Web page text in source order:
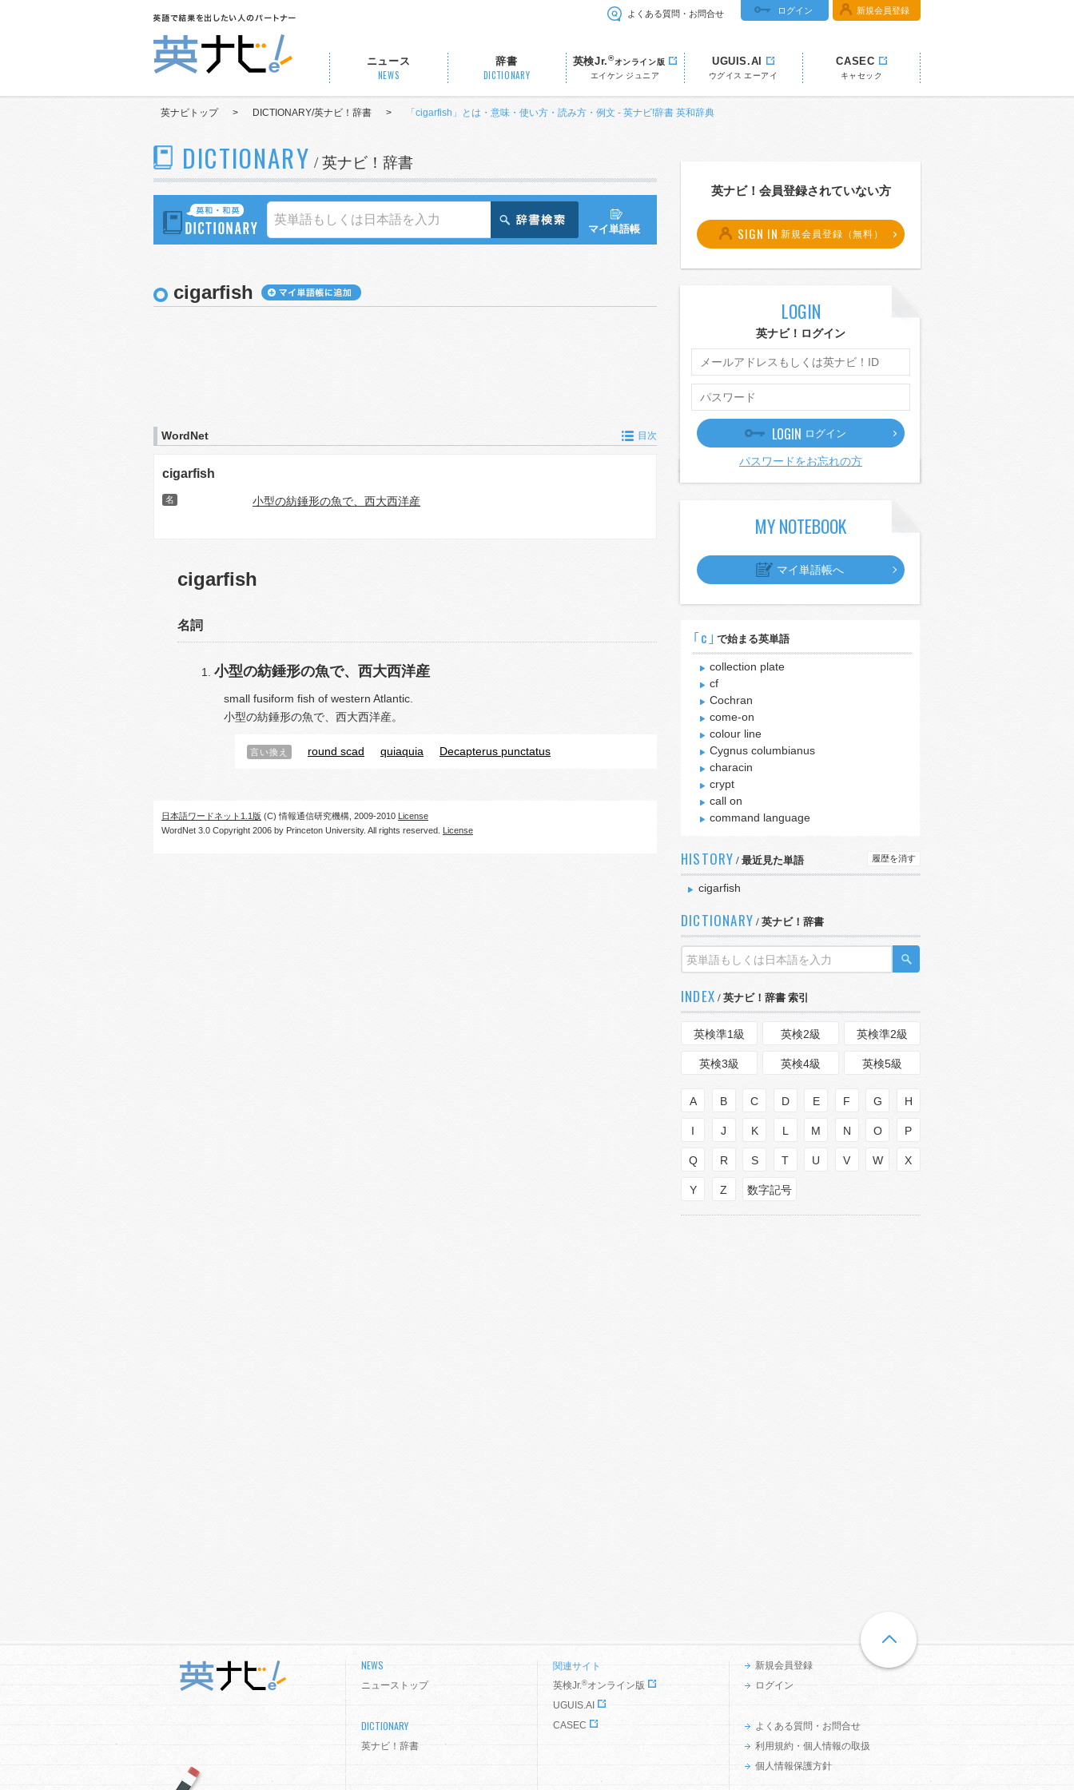
よくある質問・お問合せ ログイン 新規会員登録
ニュース
NEWS
辞書
DICTIONARY
英検Jr.®オンライン版
エイケン ジュニア
UGUIS.AI
ウグイス エーアイ
CASEC
キャセック
英ナビトップ > DICTIONARY/英ナビ！辞書 > 「cigarfish」とは・意味・使い方・読み方・例文 - 英ナビ!辞書 英和辞典
DICTIONARY / 英ナビ！辞書
マイ単語帳
cigarfish
WordNet 目次
cigarfish
名 小型の紡錘形の魚で、西大西洋産
cigarfish
名詞
小型の紡錘形の魚で、西大西洋産
small fusiform fish of western Atlantic.
小型の紡錘形の魚で、西大西洋産。
言い換え round scad quiaquia Decapterus punctatus
日本語ワードネット1.1版 (C) 情報通信研究機構, 2009-2010 License
WordNet 3.0 Copyright 2006 by Princeton University. All rights reserved. License
英ナビ！会員登録されていない方
SIGN IN 新規会員登録（無料）
LOGIN
英ナビ！ログイン
LOGIN ログイン
パスワードをお忘れの方
MY NOTEBOOK
マイ単語帳へ
｢c｣ で始まる英単語
collection plate
cf
Cochran
come-on
colour line
Cygnus columbianus
characin
crypt
call on
command language
HISTORY / 最近見た単語 履歴を消す
cigarfish
DICTIONARY / 英ナビ！辞書
INDEX / 英ナビ！辞書 索引
英検準1級 英検2級 英検準2級
英検3級 英検4級 英検5級
A B C D E F G H
I J K L M N O P
Q R S T U V W X
Y Z 数字記号
NEWS
ニューストップ
DICTIONARY
英ナビ！辞書
関連サイト
英検Jr.®オンライン版
UGUIS.AI
CASEC
新規会員登録
ログイン
よくある質問・お問合せ
利用規約・個人情報の取扱
個人情報保護方針